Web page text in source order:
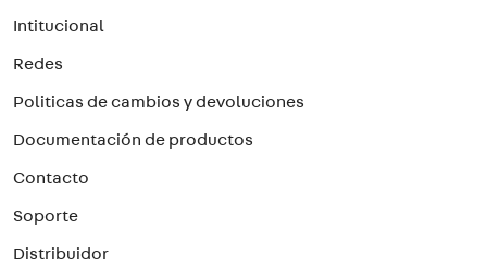
Intitucional
Redes
Politicas de cambios y devoluciones
Documentación de productos
Contacto
Soporte
Distribuidor